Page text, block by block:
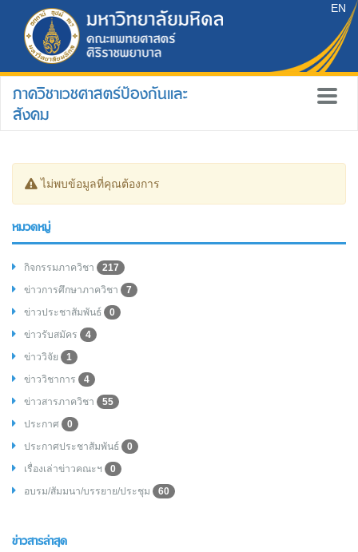
EN
ภาควิชาเวชศาสตร์ป้องกันและ
สังคม
ไม่พบข้อมูลที่คุณต้องการ
หมวดหมู่
กิจกรรมภาควิชา
217
ข่าวการศึกษาภาควิชา
7
ข่าวประชาสัมพันธ์
0
ข่าวรับสมัคร
4
ข่าววิจัย
1
ข่าววิชาการ
4
ข่าวสารภาควิชา
55
ประกาศ
0
ประกาศประชาสัมพันธ์
0
เรื่องเล่าข่าวคณะฯ
0
อบรม/สัมมนา/บรรยาย/ประชุม
60
ข่าวสารล่าสุด